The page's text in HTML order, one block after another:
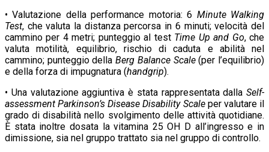
• Valutazione della performance motoria: 6 Minute Walking
Test, che valuta la distanza percorsa in 6 minuti; velocità del
cammino per 4 metri; punteggio al test Time Up and Go, che
valuta motilità, equilibrio, rischio di caduta e abilità nel
cammino; punteggio dellaBerg Balance Scale(per l’equilibrio)
e della forza di impugnatura (handgrip).
• Una valutazione aggiuntiva è stata rappresentata dalla Self-
assessment Parkinson’s Disease Disability Scaleper valutare il
grado di disabilità nello svolgimento delle attività quotidiane.
È stata inoltre dosata la vitamina 25 OH D all’ingresso e in
dimissione, sia nel gruppo trattato sia nel gruppo di controllo.